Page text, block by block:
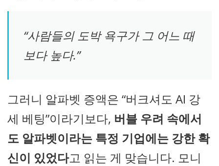
“사람들의 도박 욕구가 그 어느 때
보다 높다.”
그러니 알파벳 증액은 “버크셔도 AI 강
세 베팅”이라기보다, 버블 우려 속에서
도 알파벳이라는 특정 기업에는 강한 확
신이 있었다고 읽는 게 맞습니다. 모니